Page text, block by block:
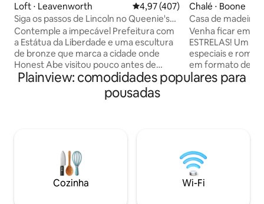
Loft ⋅ Leavenworth 4,97 de uma avaliação média de
4,97 (407)
Siga os passos de Lincoln no Queenie's
Loft em Leavenworth
Contemple a impecável Prefeitura com
a Estátua da Liberdade e uma escultura
de bronze que marca a cidade onde
Honest Abe visitou pouco antes de
anunciar sua candidatura à Presidência.
Os tijolos originais e a madeira nesta casa
única de 170 anos resistiram ao teste do
alguns quarteirões estão várias
cafeterias, padarias, boutiques e bares.
Localizado a apenas 10 milhas da
premiada cidade turística de Weston,
Chalé ⋅ Boone
Casa de madeira
para a
Venha ficar em
ESTRELAS! Um
especiais e
em formato de A
minutos do
curta viagem de
banheira de
pessoas, vitrais
toques pessoais
sentir em casa.
Plainview: comodidades populares para
pousadas
Cozinha Wi-Fi